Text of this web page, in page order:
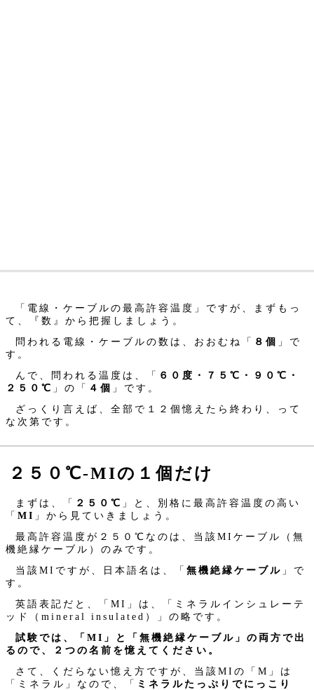
「電線・ケーブルの最高許容温度」ですが、まずもっ
て、『数』から把握しましょう。
問われる電線・ケーブルの数は、おおむね「 ８個 」で
す。
んで、問われる温度は、「 ６０度・７５℃・９０℃・
２５０℃ 」の「 ４個 」です。
ざっくり言えば、全部で１２個憶えたら終わり、って
な次第です。
２５０℃‐MIの１個だけ
まずは、「 ２５０℃ 」と、別格に最高許容温度の高い
「 MI 」から見ていきましょう。
最高許容温度が２５０℃なのは、当該MIケーブル（無
機絶縁ケーブル）のみです。
当該MIですが、日本語名は、「無機絶縁ケーブル 」で
す。
英語表記だと、「MI」は、「ミネラルインシュレーテ
ッド（mineral insulated）」の略です。
試験では、「MI」と「無機絶縁ケーブル」の両方で出
るので、２つの名前を憶えてください。
さて、くだらない憶え方ですが、当該MIの「M」は
「ミネラル」なので、「 ミネラルたっぷりでにっこり